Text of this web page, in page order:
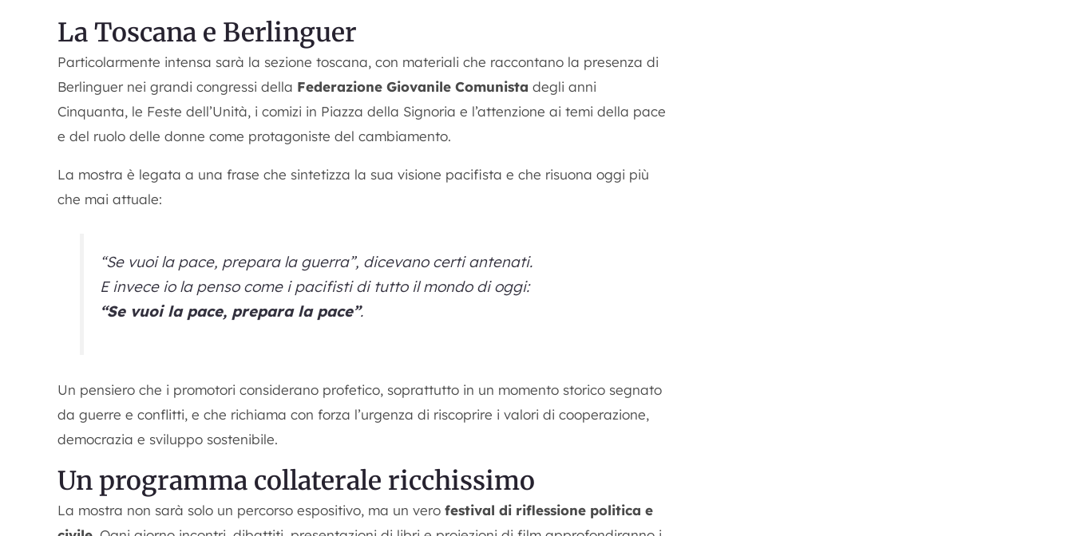
La Toscana e Berlinguer
Particolarmente intensa sarà la sezione toscana, con materiali che raccontano la presenza di
Berlinguer nei grandi congressi della Federazione Giovanile Comunista degli anni
Cinquanta, le Feste dell’Unità, i comizi in Piazza della Signoria e l’attenzione ai temi della pace
e del ruolo delle donne come protagoniste del cambiamento.
La mostra è legata a una frase che sintetizza la sua visione pacifista e che risuona oggi più
che mai attuale:
“Se vuoi la pace, prepara la guerra”, dicevano certi antenati.
E invece io la penso come i pacifisti di tutto il mondo di oggi:
“Se vuoi la pace, prepara la pace”.
Un pensiero che i promotori considerano profetico, soprattutto in un momento storico segnato
da guerre e conflitti, e che richiama con forza l’urgenza di riscoprire i valori di cooperazione,
democrazia e sviluppo sostenibile.
Un programma collaterale ricchissimo
La mostra non sarà solo un percorso espositivo, ma un vero festival di riflessione politica e